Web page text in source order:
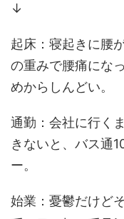
↓
起床：寝起きに腰
の重みで腰痛にな
めからしんどい。
通勤：会社に行く
きないと、バス通
ー。
始業：憂鬱だけど